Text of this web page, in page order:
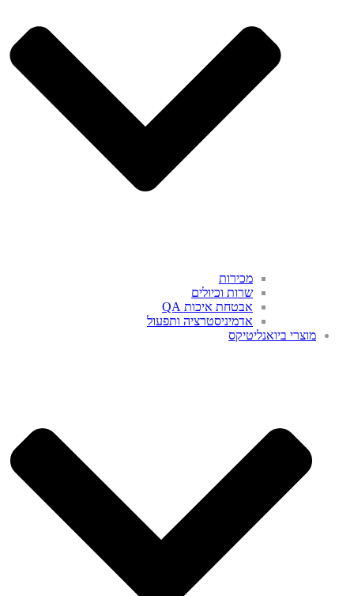
מכירות
שרות וכיולים
אבטחת איכות QA
אדמיניסטרציה ותפעול
מוצרי ביואנליטיקס